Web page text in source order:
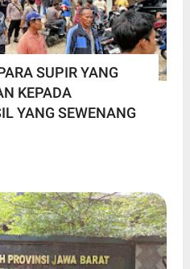
SUPIR YANG
KEPADA
YANG SEWENANG